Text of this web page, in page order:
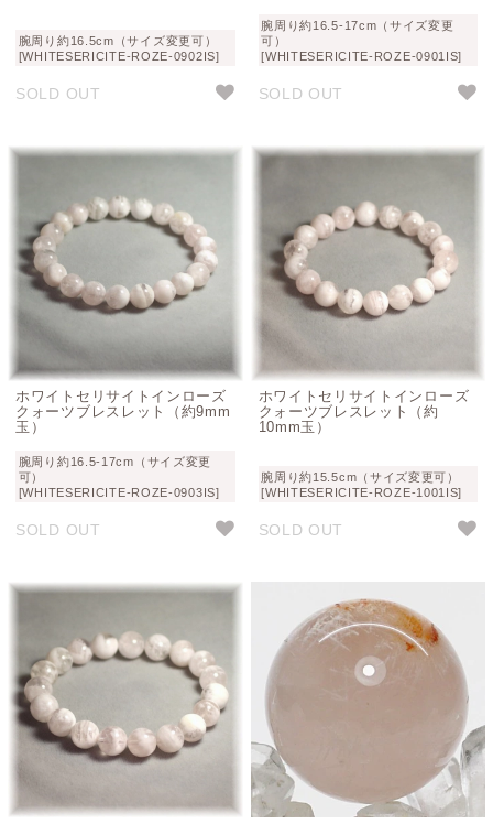
腕周り約16.5cm（サイズ変更可）
[WHITESERICITE-ROZE-0902IS]
SOLD OUT
腕周り約16.5-17cm（サイズ変更
可）
[WHITESERICITE-ROZE-0901IS]
SOLD OUT
ホワイトセリサイトインローズ
クォーツブレスレット（約9mm
玉）
腕周り約16.5-17cm（サイズ変更
可）
[WHITESERICITE-ROZE-0903IS]
SOLD OUT
ホワイトセリサイトインローズ
クォーツブレスレット（約
10mm玉）
腕周り約15.5cm（サイズ変更可）
[WHITESERICITE-ROZE-1001IS]
SOLD OUT